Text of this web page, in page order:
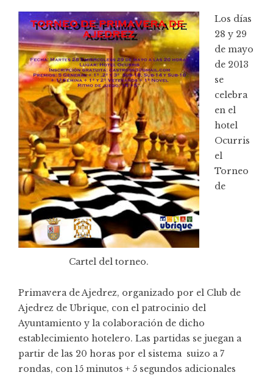
Cartel del torneo.
Los días
28 y 29
de mayo
de 2013
se
celebra
en el
hotel
Ocurris
el
Torneo
de
Primavera de Ajedrez, organizado por el Club de
Ajedrez de Ubrique, con el patrocinio del
Ayuntamiento y la colaboración de dicho
establecimiento hotelero. Las partidas se juegan a
partir de las 20 horas por el sistema suizo a 7
rondas, con 15 minutos + 5 segundos adicionales